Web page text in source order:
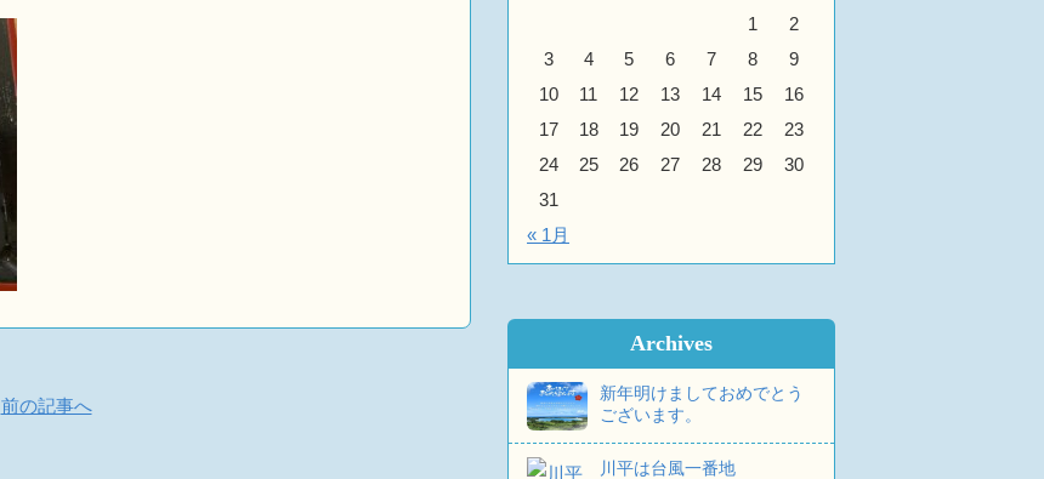
前の記事へ
1
2
3
4 5 6 7 8
9
10
11 12 13 14 15
16
17
18 19 20 21 22
23
24
25 26 27 28 29
30
31
« 1月
Archives
新年明けましておめでとう
ございます。
川平は台風一番地